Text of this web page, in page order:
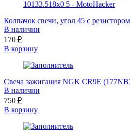
Колпачок свечи, угол 45 с резистором
В наличии
170 ₽
В корзину
Свеча зажигания NGK CR9E
В наличии
750 ₽
В корзину